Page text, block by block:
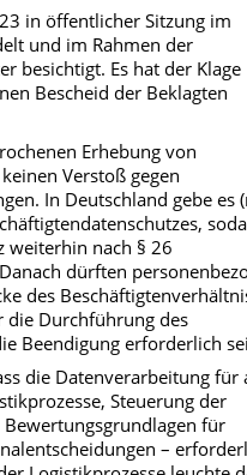
in öffentlicher Sitzung im
und im Rahmen der
besichtigt. Es hat der Klage
Bescheid der Beklagten
Erhebung von
Verstoß gegen
In Deutschland gebe es
weiterhin nach § 26
dürften
des
die Durchführung des
Beendigung erforderlich
die Datenverarbeitung für
Steuerung der
für
–